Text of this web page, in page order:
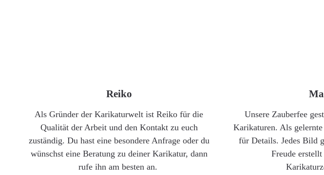
Reiko
Als Gründer der Karikaturwelt ist Reiko für die
Qualität der Arbeit und den Kontakt zu euch
zuständig. Du hast eine besondere Anfrage oder du
wünschst eine Beratung zu deiner Karikatur, dann
rufe ihn am besten an.
Unsere Zauberfee
Karikaturen. Als
für Details. Jedes Bild
Freude